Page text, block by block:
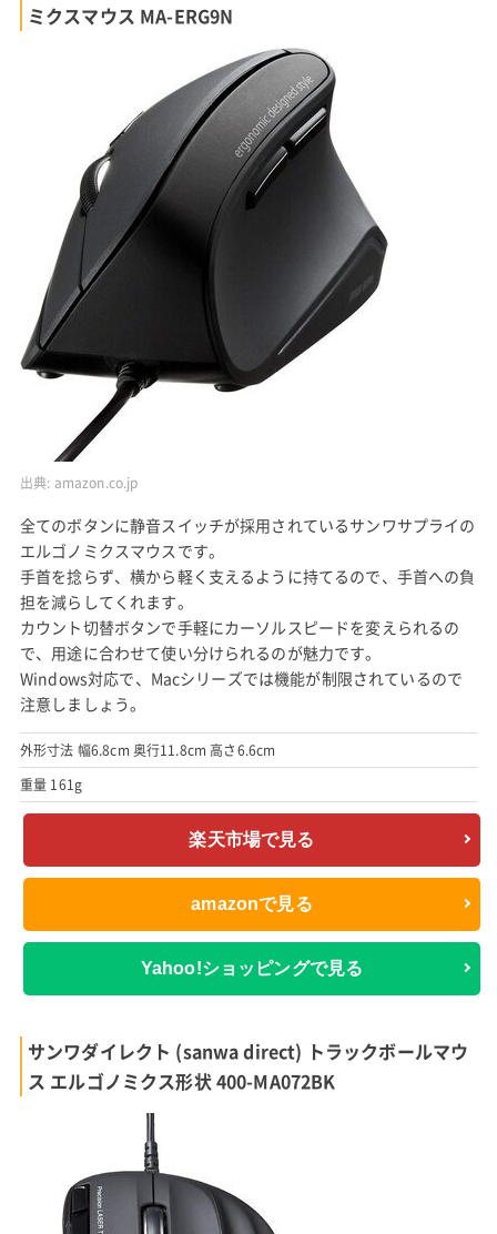
ミクスマウス MA-ERG9N
出典: amazon.co.jp
全てのボタンに静音スイッチが採用されているサンワサプライの
エルゴノミクスマウスです。
手首を捻らず、横から軽く支えるように持てるので、手首への負
担を減らしてくれます。
カウント切替ボタンで手軽にカーソルスピードを変えられるの
で、用途に合わせて使い分けられるのが魅力です。
Windows対応で、Macシリーズでは機能が制限されているので
注意しましょう。
外形寸法 幅6.8cm 奥行11.8cm 高さ6.6cm
重量 161g
楽天市場で見る
amazonで見る
Yahoo!ショッピングで見る
サンワダイレクト (sanwa direct) トラックボールマウ
ス エルゴノミクス形状 400-MA072BK